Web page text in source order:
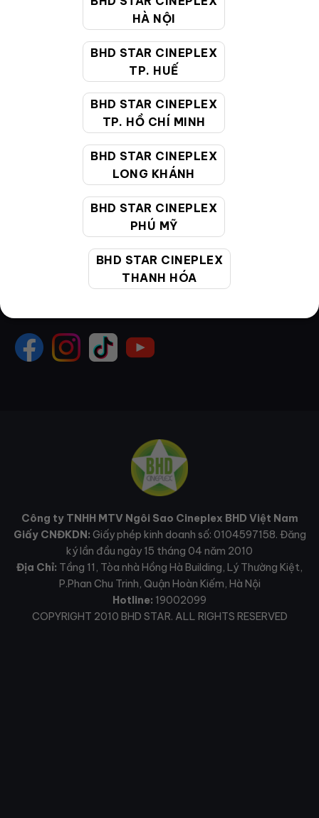
HÀ NỘI
BHD STAR CINEPLEX
TP. HUẾ
BHD STAR CINEPLEX
TP. HỒ CHÍ MINH
BHD STAR CINEPLEX
LONG KHÁNH
BHD STAR CINEPLEX
PHÚ MỸ
BHD STAR CINEPLEX
THANH HÓA
Hướng dẫn đặt vé trực tuyến
Quy định và chính sách chung
Chính sách bảo vệ thông tin cá nhân của người tiêu
CHĂM SÓC KHÁCH HÀNG
Giờ làm việc:9:00 - 22:00 (Tất cả các ngày bao
gồm cả Lễ, Tết)
cskh@bhdstar.vn
Công ty TNHH MTV Ngôi Sao Cineplex BHD Việt Nam
Giấy CNĐKDN: Giấy phép kinh doanh số: 0104597158. Đăng
ký lần đầu ngày 15 tháng 04 năm 2010
Địa Chỉ: Tầng 11, Tòa nhà Hồng Hà Building, Lý Thường Kiệt,
P.Phan Chu Trinh, Quận Hoàn Kiếm, Hà Nội
Hotline: 19002099
COPYRIGHT 2010 BHD STAR. ALL RIGHTS RESERVED